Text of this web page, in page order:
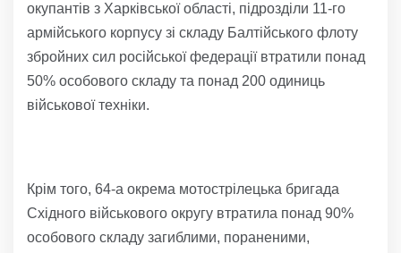
окупантів з Харківської області, підрозділи 11-го
армійського корпусу зі складу Балтійського флоту
збройних сил російської федерації втратили понад
50% особового складу та понад 200 одиниць
військової техніки.
Крім того, 64-а окрема мотострілецька бригада
Східного військового округу втратила понад 90%
особового складу загиблими, пораненими,